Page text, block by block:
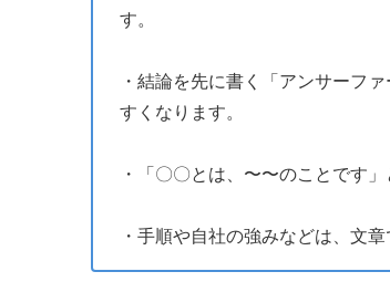
す。
・結論を先に書く「アンサーフ
すくなります。
・「〇〇とは、〜〜のことです
・手順や自社の強みなどは、文